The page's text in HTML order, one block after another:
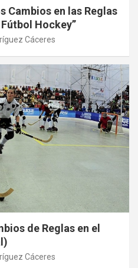
Cambios en las Reglas
Hockey”
Cáceres
de Reglas en el
Cáceres